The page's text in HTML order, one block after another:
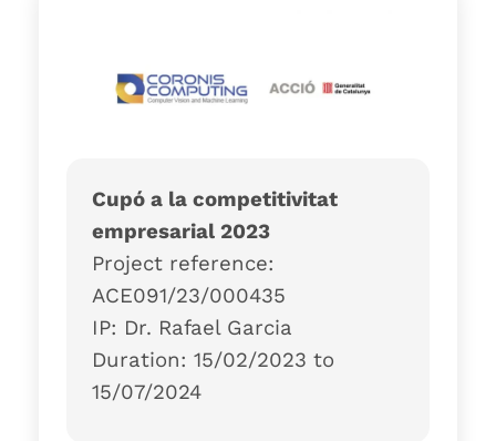
Cupó a la competitivitat
empresarial 2023
Project reference:
ACE091/23/000435
IP: Dr. Rafael Garcia
Duration: 15/02/2023 to
15/07/2024